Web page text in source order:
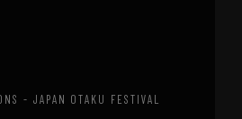
- JAPAN OTAKU FESTIVAL